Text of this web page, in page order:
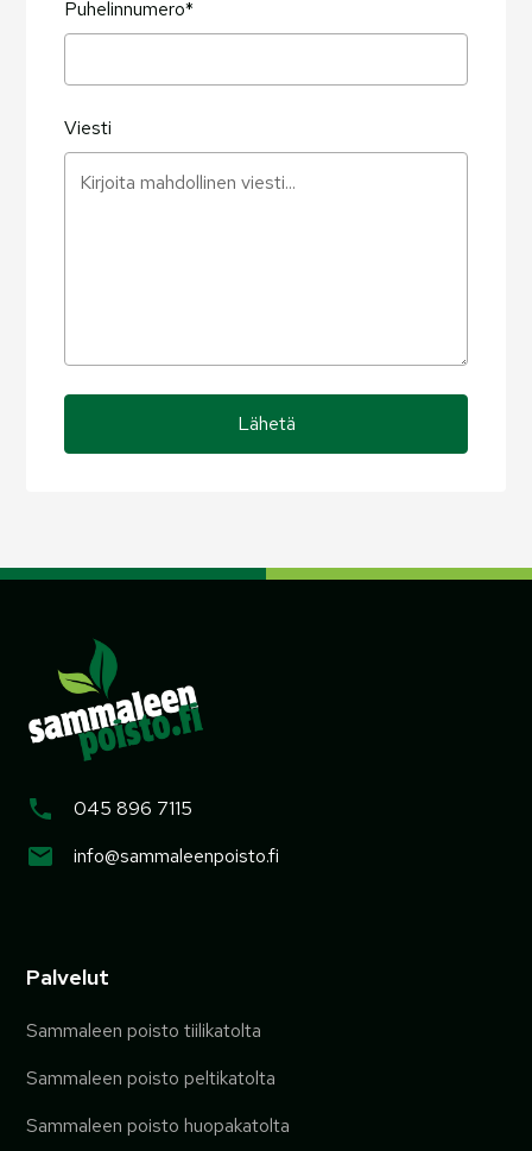
Puhelinnumero*
Viesti
045 896 7115
info@sammaleenpoisto.fi
Palvelut
Sammaleen poisto tiilikatolta
Sammaleen poisto peltikatolta
Sammaleen poisto huopakatolta